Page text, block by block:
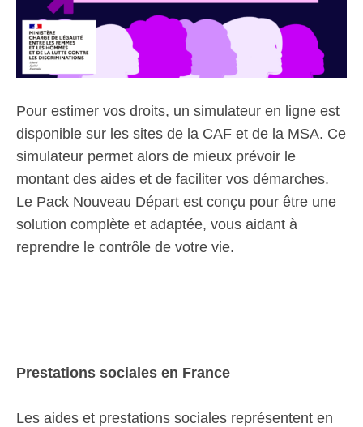
Pour estimer vos droits, un simulateur en ligne est
disponible sur les sites de la CAF et de la MSA. Ce
simulateur permet alors de mieux prévoir le
montant des aides et de faciliter vos démarches.
Le Pack Nouveau Départ est conçu pour être une
solution complète et adaptée, vous aidant à
reprendre le contrôle de votre vie.
Prestations sociales en France
Les aides et prestations sociales représentent en